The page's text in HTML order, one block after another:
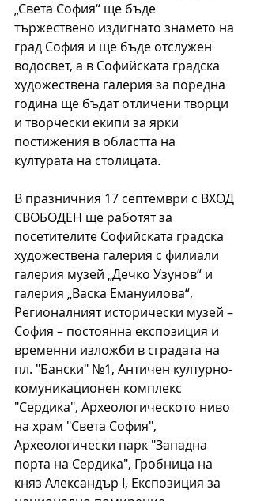
„Света София“ ще бъде
тържествено издигнато знамето на
град София и ще бъде отслужен
водосвет, а в Софийската градска
художествена галерия за поредна
година ще бъдат отличени творци
и творчески екипи за ярки
постижения в областта на
културата на столицата.
В празничния 17 септември с ВХОД
СВОБОДЕН ще работят за
посетителите Софийската градска
художествена галерия с филиали
галерия музей „Дечко Узунов“ и
галерия „Васка Емануилова“,
Регионалният исторически музей –
София – постоянна експозиция и
временни изложби в сградата на
пл. "Бански" №1, Античен културно-
комуникационен комплекс
"Сердика", Археологическото ниво
на храм "Света София",
Археологически парк "Западна
порта на Сердика", Гробница на
княз Александър I, Експозиция за